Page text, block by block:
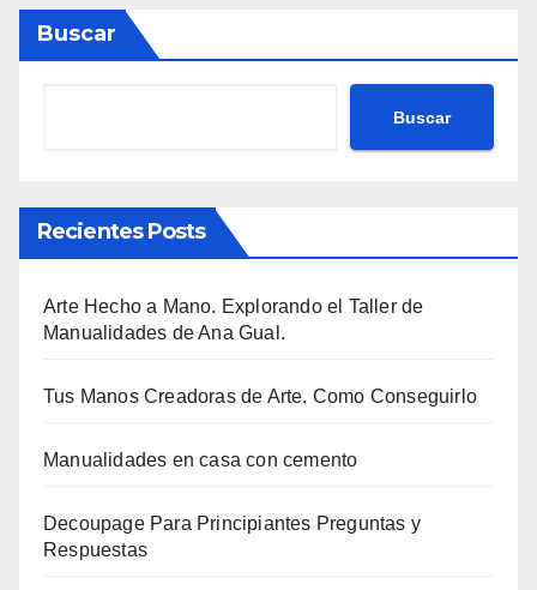
Buscar
Buscar
Recientes Posts
Arte Hecho a Mano. Explorando el Taller de
Manualidades de Ana Gual.
Tus Manos Creadoras de Arte. Como Conseguirlo
Manualidades en casa con cemento
Decoupage Para Principiantes Preguntas y
Respuestas